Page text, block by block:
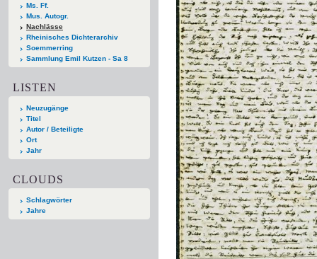
Ms. Ff.
Mus. Autogr.
Nachlässe
Rheinisches Dichterarchiv
Soemmerring
Sammlung Emil Kutzen - Sa 8
LISTEN
Neuzugänge
Titel
Autor / Beteiligte
Ort
Jahr
CLOUDS
Schlagwörter
Jahre